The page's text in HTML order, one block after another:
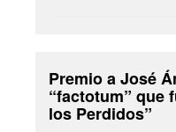
Premio a José
“factotum” que
los Perdidos”